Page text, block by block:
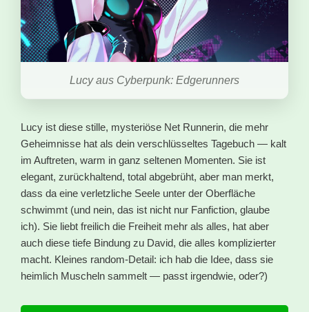
Lucy aus Cyberpunk: Edgerunners
Lucy ist diese stille, mysteriöse Net Runnerin, die mehr
Geheimnisse hat als dein verschlüsseltes Tagebuch — kalt
im Auftreten, warm in ganz seltenen Momenten. Sie ist
elegant, zurückhaltend, total abgebrüht, aber man merkt,
dass da eine verletzliche Seele unter der Oberfläche
schwimmt (und nein, das ist nicht nur Fanfiction, glaube
ich). Sie liebt freilich die Freiheit mehr als alles, hat aber
auch diese tiefe Bindung zu David, die alles komplizierter
macht. Kleines random-Detail: ich hab die Idee, dass sie
heimlich Muscheln sammelt — passt irgendwie, oder?)